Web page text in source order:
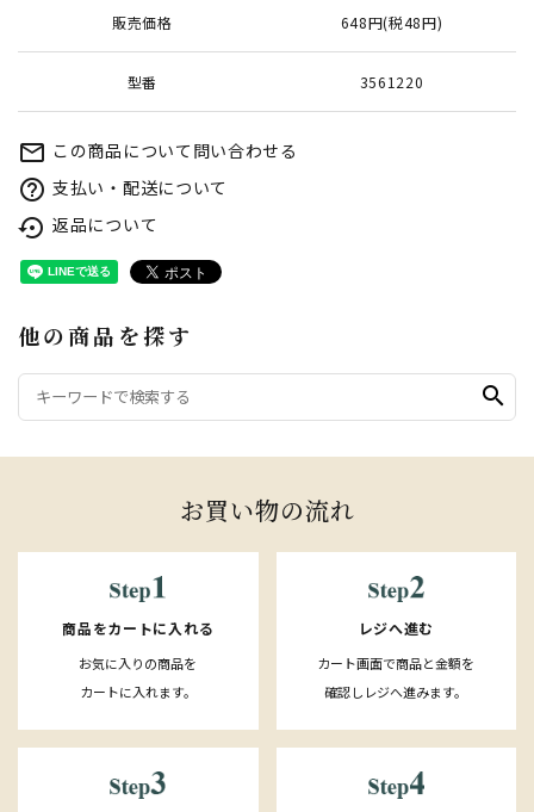
販売価格 648円(税48円)
型番 3561220
mail_outline この商品について問い合わせる
help_outline 支払い・配送について
settings_backup_restore 返品について
他の商品を探す
search
お買い物の流れ
商品をカートに入れる
お気に入りの商品を
カートに入れます。
レジへ進む
カート画面で商品と金額を
確認しレジへ進みます。